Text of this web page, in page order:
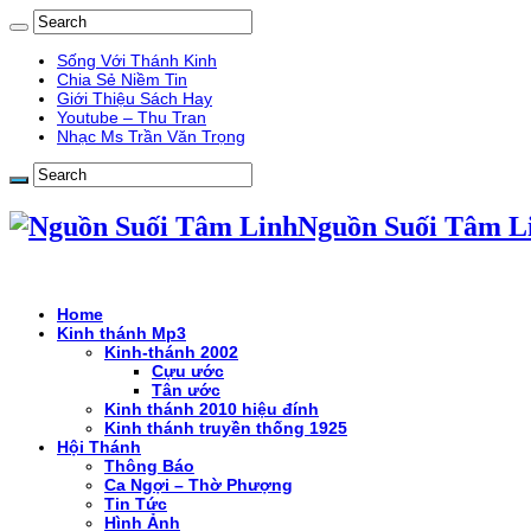
Sống Với Thánh Kinh
Chia Sẻ Niềm Tin
Giới Thiệu Sách Hay
Youtube – Thu Tran
Nhạc Ms Trần Văn Trọng
Nguồn Suối Tâm
Home
Kinh thánh Mp3
Kinh-thánh 2002
Cựu ước
Tân ước
Kinh thánh 2010 hiệu đính
Kinh thánh truyền thống 1925
Hội Thánh
Thông Báo
Ca Ngợi – Thờ Phượng
Tin Tức
Hình Ảnh